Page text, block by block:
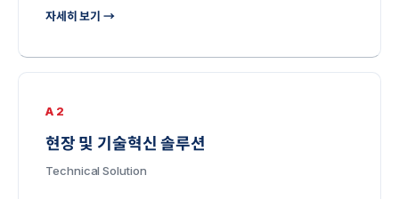
자세히 보기 →
A2
현장 및 기술혁신 솔루션
Technical Solution